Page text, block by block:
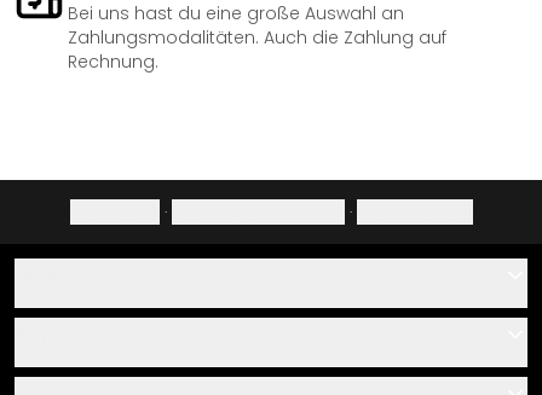
Bei uns hast du eine große Auswahl an
Zahlungsmodalitäten. Auch die Zahlung auf
Rechnung.
· ·
Über uns